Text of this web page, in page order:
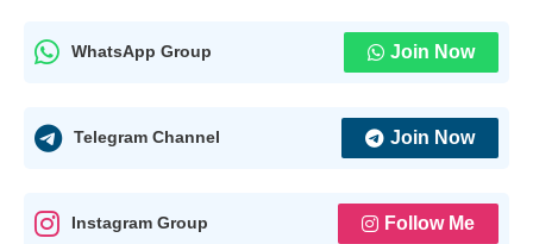
WhatsApp Group Join Now
Telegram Channel Join Now
Instagram Group Follow Me